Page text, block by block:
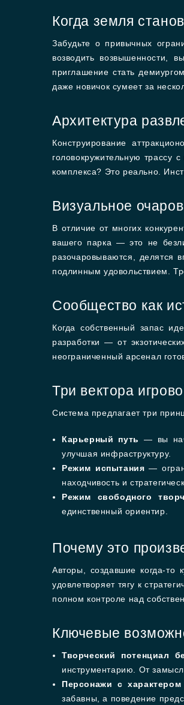
Когда земля
Забудьте о привычных
возводить возвышенности,
приглашение стать
даже новичок сумеет за
Архитектура
Конструирование
головокружительную трассу
комплекса? Это реально.
Визуальное
В отличие от многих
вашего парка — это не
разочаровываются, делятся
подлинным удовольствием.
Сообщество как
Когда собственный запас
разработки — от
неограниченный арсенал
Три вектора
Система предлагает три
Карьерный путь
— вы
улучшая инфраструктуру.
Режим испытания —
находчивость и
Режим свободного
единственный ориентир.
Почему это
Авторы, создавшие когда-то
удовлетворяет тягу к
полном контроле над
Ключевые
Творческий потенциал
инструментарию. От
Персонажи с характером
забавны, а поведение